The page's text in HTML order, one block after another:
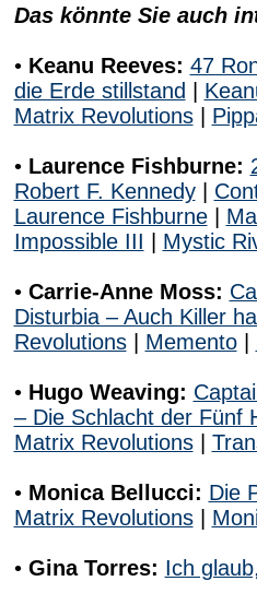
Das könnte Sie auch
• Keanu Reeves: 47
die Erde stillstand
Matrix Revolutions|
• Laurence Fishburne:
Robert F. Kennedy|
Laurence Fishburne|
Impossible III
Mystic
• Carrie-Anne Moss:
Disturbia – Auch Killer
Revolutions| Memento|
• Hugo Weaving:
– Die Schlacht der Fünf
Matrix Revolutions|
• Monica Bellucci: Die
Matrix Revolutions|
• Gina Torres: Ich